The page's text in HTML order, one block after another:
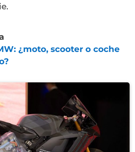
¿moto, scooter o coche